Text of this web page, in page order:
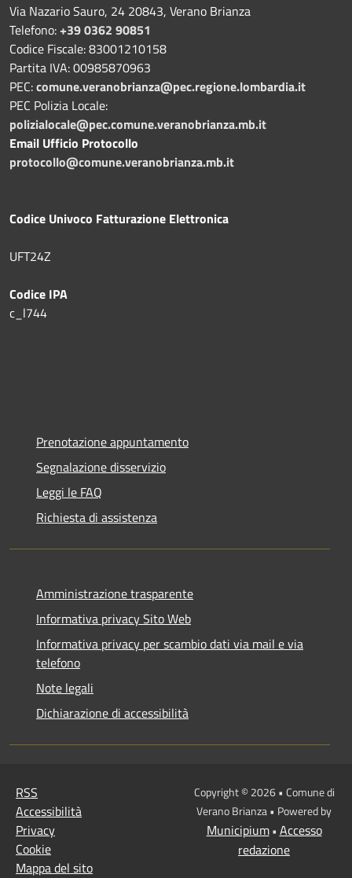
Via Nazario Sauro, 24 20843, Verano Brianza
Telefono:+39 0362 90851
Codice Fiscale: 83001210158
Partita IVA: 00985870963
PEC:comune.veranobrianza@pec.regione.lombardia.it
PEC Polizia Locale:
polizialocale@pec.comune.veranobrianza.mb.it
Email Ufficio Protocollo
protocollo@comune.veranobrianza.mb.it
Codice Univoco Fatturazione Elettronica
UFT24Z
Codice IPA
c_l744
Prenotazione appuntamento
Segnalazione disservizio
Leggi le FAQ
Richiesta di assistenza
Amministrazione trasparente
Informativa privacy Sito Web
Informativa privacy per scambio dati via mail e via
telefono
Note legali
Dichiarazione di accessibilità
RSS
Accessibilità
Privacy
Cookie
Mappa del sito
Copyright © 2026 • Comune di
Verano Brianza • Powered by
Municipium• Accesso
redazione